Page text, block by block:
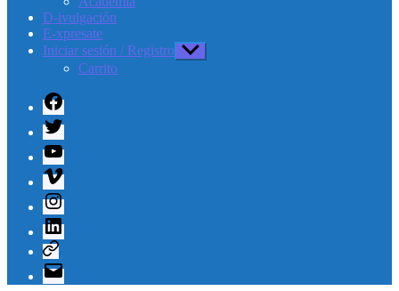
D-ivulgación
E-xpresate
Iniciar sesión / Registro Mostrar
el
Carrito
Facebook
Twitter
Youtube
Vimeo
Instagram
Linkedin
Telegram
Correo
electrónico